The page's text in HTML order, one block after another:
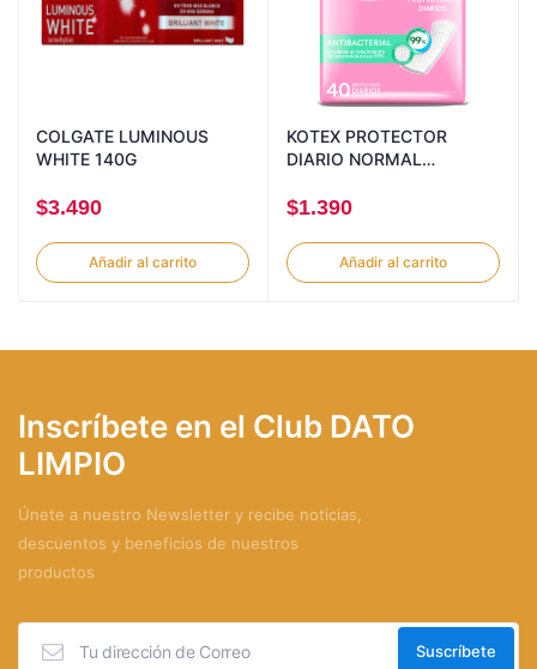
COLGATE LUMINOUS
WHITE 140G
$3.490
Añadir al carrito
KOTEX PROTECTOR
DIARIO NORMAL
$1.390
Añadir al carrito
Inscríbete en el Club DATO
LIMPIO
Únete a nuestro Newsletter y recibe noticias,
descuentos y beneficios de nuestros
productos